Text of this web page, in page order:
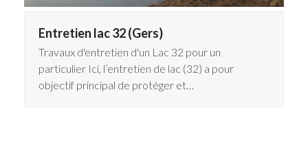
Entretien lac 32 (Gers)
Travaux d'entretien d'un Lac 32 pour un
particulier Ici, l’entretien de lac (32) a pour
objectif principal de protéger et…